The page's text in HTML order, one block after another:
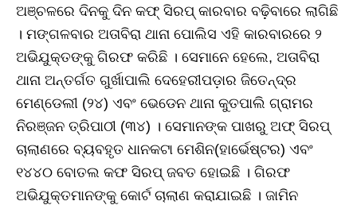
ଅଞ୍ଚଳରେ ଦିନକୁ ଦିନ କଫ୍ ସିରପ୍‌ କାରବାର ବଢ଼ିବାରେ ଲାଗିଛି
। ମଙ୍ଗଳବାର ଅତାବିରା ଥାନା ପୋଲିସ ଏହି କାରବାରରେ ୨
ଅଭିଯୁକ୍ତଙ୍କୁ ଗିରଫ କରିଛି । ସେମାନେ ହେଲେ, ଅତାବିରା
ଥାନା ଅନ୍ତର୍ଗତ ଗୁର୍ଖାପାଲି ଦେହେରୀପଡ଼ାର ଜିତେନ୍ଦ୍ର
ମେଣ୍ଡେଲୀ (୨୪) ଏବଂ ଭେଡେନ ଥାନା କୁତପାଲି ଗ୍ରାମର
ନିରଞ୍ଜନ ତ୍ରିପାଠୀ (୩୪) । ସେମାନଙ୍କ ପାଖରୁ ଅଫ୍ ସିରପ୍
ଚାଲାଣରେ ବ୍ୟବହୃତ ଧାନକଟା ମେଶିନ(ହାର୍ଭେଷ୍ଟର) ଏବଂ
୧୪୪୦ ବୋତଲ କଫ ସିରପ୍ ଜବତ ହୋଇଛି । ଗିରଫ
ଅଭିଯୁକ୍ତମାନଙ୍କୁ କୋର୍ଟ ଚାଲାଣ କରାଯାଇଛି । ଜାମିନ